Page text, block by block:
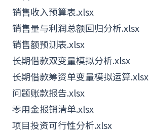
销售收入预算表.xlsx
销售量与利润总额回归分析.xlsx
销售额预测表.xlsx
长期借款双变量模拟分析.xlsx
长期借款筹资单变量模拟运算.xlsx
问题账款报告.xlsx
零用金报销清单.xlsx
项目投资可行性分析.xlsx